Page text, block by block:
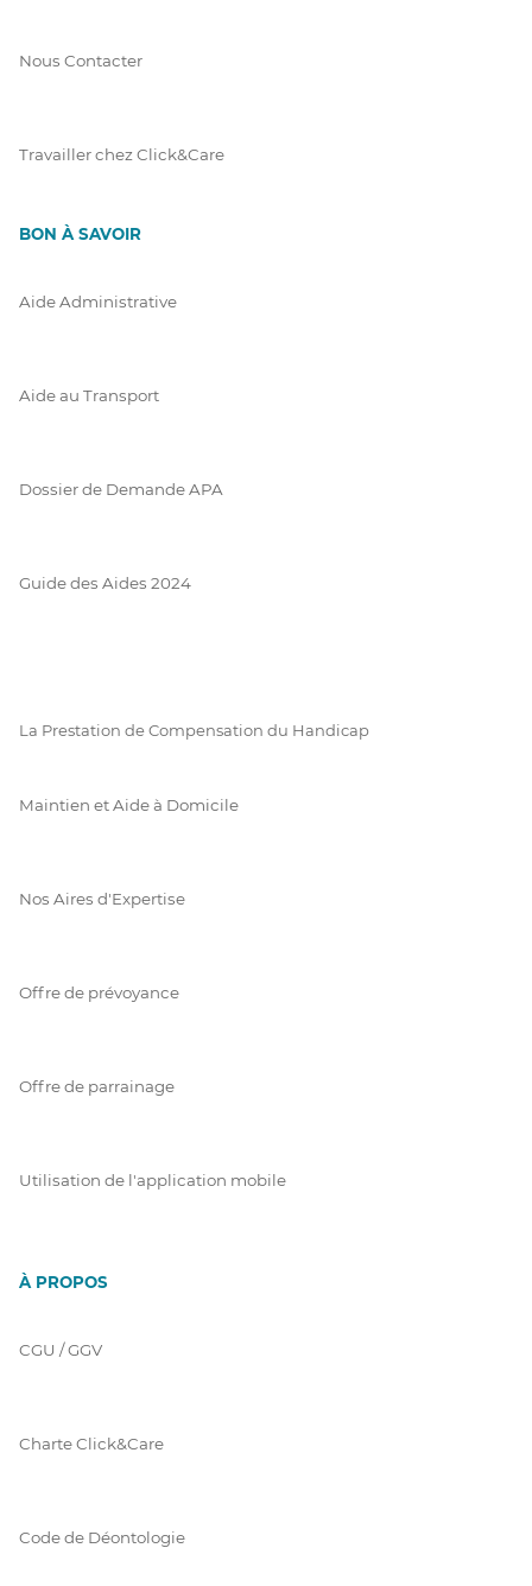
Nous Contacter
Travailler chez Click&Care
BON À SAVOIR
Aide Administrative
Aide au Transport
Dossier de Demande APA
Guide des Aides 2024
La Prestation de Compensation du Handicap
Maintien et Aide à Domicile
Nos Aires d'Expertise
Offre de prévoyance
Offre de parrainage
Utilisation de l'application mobile
À PROPOS
CGU / GGV
Charte Click&Care
Code de Déontologie